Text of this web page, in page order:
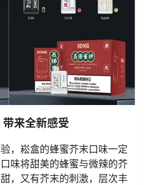
来全新感受
，崧盒的蜂蜜芥末口味一定
味将甜美的蜂蜜与微辣的芥
，又有芥末的刺激，层次丰